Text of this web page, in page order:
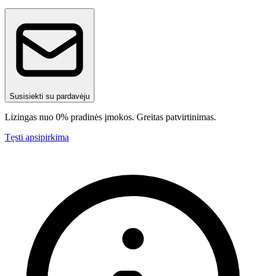
Susisiekti su pardavėju
Lizingas nuo 0% pradinės įmokos. Greitas patvirtinimas.
Tęsti apsipirkimą